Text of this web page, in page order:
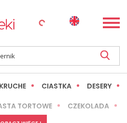
KRUCHE CIASTKA DESERY
TORTOWE CZEKOLADA